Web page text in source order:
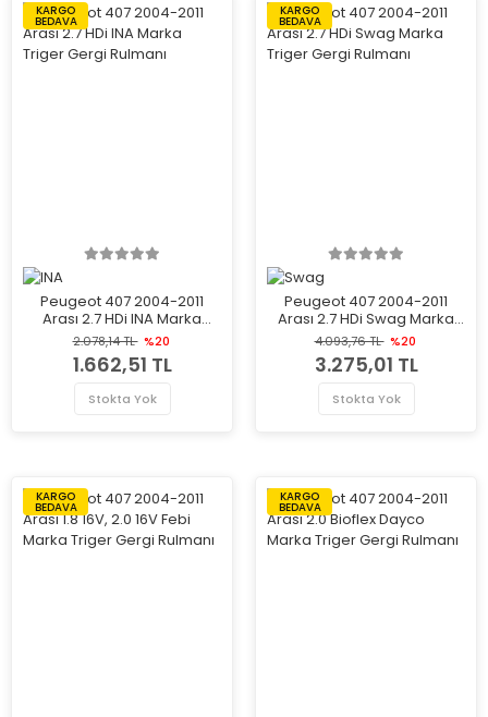
KARGO
BEDAVA
Peugeot 407 2004-2011
Arası 2.7 HDi INA Marka
Triger Gergi Rulmanı
2.078,14 TL %20
1.662,51 TL
Stokta Yok
KARGO
BEDAVA
Peugeot 407 2004-2011
Arası 2.7 HDi Swag Marka
Triger Gergi Rulmanı
4.093,76 TL %20
3.275,01 TL
Stokta Yok
KARGO
BEDAVA
KARGO
BEDAVA